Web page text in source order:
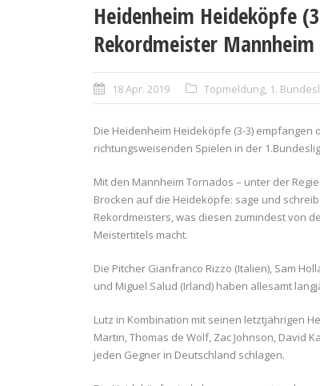
Heidenheim Heideköpfe
Rekordmeister
18 Apr. 2019 Topmeldung, 1.
Die Heidenheim Heideköpfe (3-3)
richtungsweisenden Spielen in der
Mit den Mannheim Tornados – unter der
Brocken auf die Heideköpfe: sage und
Rekordmeisters, was diesen zumindest von
Meistertitels macht.
Die Pitcher Gianfranco Rizzo (Italien), Sam
und Miguel Salud (Irland) haben allesamt
Lutz in Kombination mit seinen letztjährigen
Martin, Thomas de Wolf, Zac Johnson, David
jeden Gegner in Deutschland schlagen.